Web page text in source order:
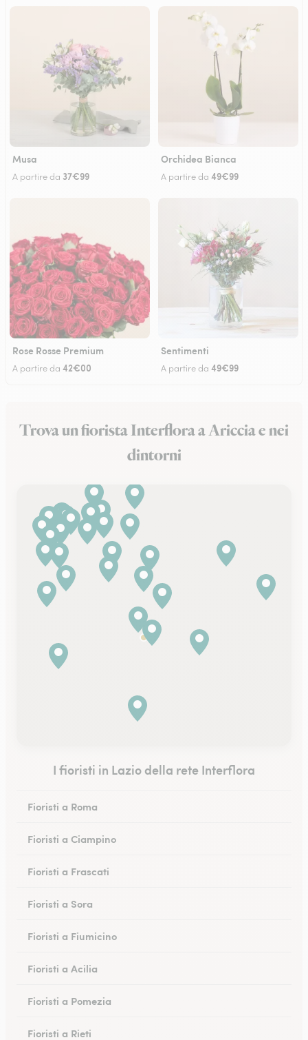
Musa
A partire da 37€99
Orchidea Bianca
A partire da 49€99
Rose Rosse Premium
A partire da 42€00
Sentimenti
A partire da 49€99
Trova un fiorista Interflora a Ariccia e nei
dintorni
I fioristi in Lazio della rete Interflora
Fioristi a Roma
Fioristi a Ciampino
Fioristi a Frascati
Fioristi a Sora
Fioristi a Fiumicino
Fioristi a Acilia
Fioristi a Pomezia
Fioristi a Rieti